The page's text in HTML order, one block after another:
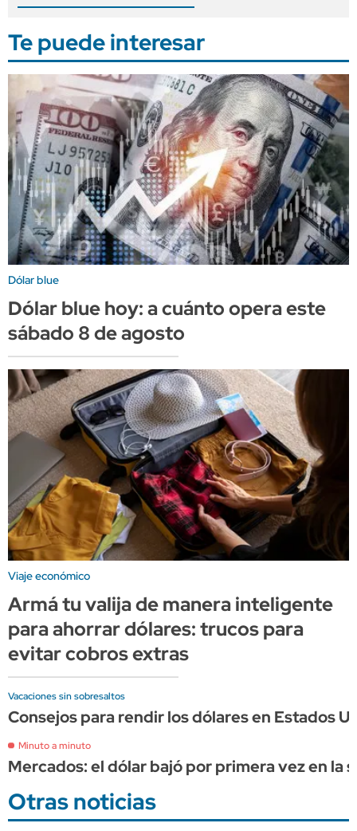
Te puede interesar
Dólar blue
Dólar blue hoy: a cuánto opera este
sábado 8 de agosto
Viaje económico
Armá tu valija de manera inteligente
para ahorrar dólares: trucos para
evitar cobros extras
Vacaciones sin sobresaltos
Consejos para rendir los dólares en Estados
Minuto a minuto
Mercados: el dólar bajó por primera vez en la
Otras noticias